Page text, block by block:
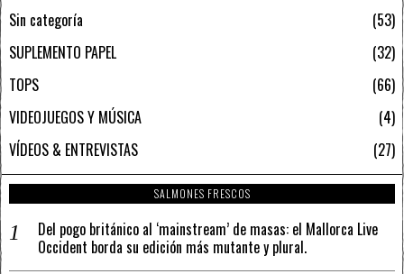
Sin categoría
53
SUPLEMENTO PAPEL
32
TOPS
66
VIDEOJUEGOS Y MÚSICA
4
VÍDEOS & ENTREVISTAS
27
SALMONES FRESCOS
Del pogo británico al ‘mainstream’ de masas: el Mallorca Live
Occident borda su edición más mutante y plural.